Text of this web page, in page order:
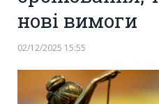
нові вимоги
02/12/2025 15:55